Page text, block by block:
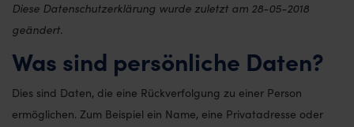
Diese Datenschutzerklärung wurde zuletzt am 28-05-2018
geändert.
Was sind persönliche Daten?
Dies sind Daten, die eine Rückverfolgung zu einer Person
ermöglichen. Zum Beispiel ein Name, eine Privatadresse oder